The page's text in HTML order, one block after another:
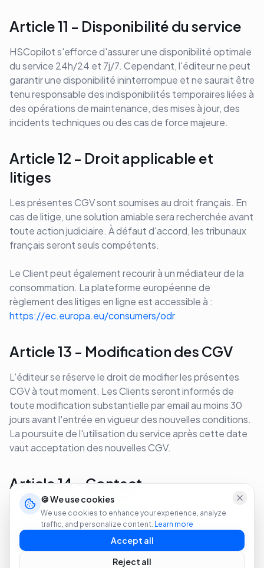
🍪 We use cookies
We use cookies to enhance your experience, analyze
traffic, and personalize content. Learn more
Reject all
Accept all
Article 11 - Disponibilité du service
HSCopilot s'efforce d'assurer une disponibilité optimale
du service 24h/24 et 7j/7. Cependant, l'éditeur ne peut
garantir une disponibilité ininterrompue et ne saurait être
tenu responsable des indisponibilités temporaires liées à
des opérations de maintenance, des mises à jour, des
incidents techniques ou des cas de force majeure.
Article 12 - Droit applicable et
litiges
Les présentes CGV sont soumises au droit français. En
cas de litige, une solution amiable sera recherchée avant
toute action judiciaire. À défaut d'accord, les tribunaux
français seront seuls compétents.
Le Client peut également recourir à un médiateur de la
consommation. La plateforme européenne de
règlement des litiges en ligne est accessible à :
https://ec.europa.eu/consumers/odr
Article 13 - Modification des CGV
L'éditeur se réserve le droit de modifier les présentes
CGV à tout moment. Les Clients seront informés de
toute modification substantielle par email au moins 30
jours avant l'entrée en vigueur des nouvelles conditions.
La poursuite de l'utilisation du service après cette date
vaut acceptation des nouvelles CGV.
Article 14 - Contact
Pour toute question concernant ces CGV :
Email : contact@hscopilot.com
Support : support@hscopilot.com